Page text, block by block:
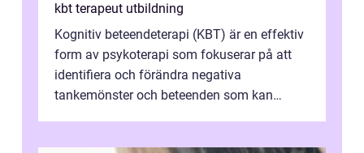
kbt terapeut utbildning
Kognitiv beteendeterapi (KBT) är en effektiv
form av psykoterapi som fokuserar på att
identifiera och förändra negativa
tankemönster och beteenden som kan